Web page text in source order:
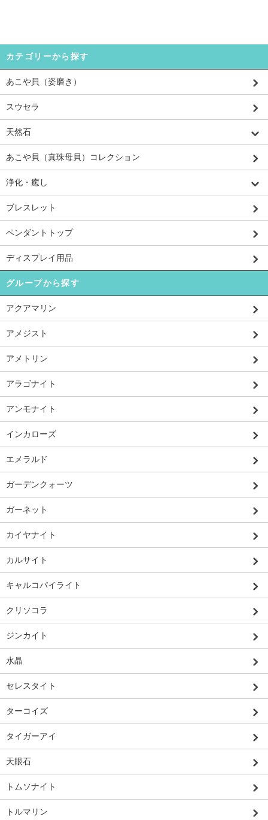
カテゴリーから探す
あこや貝（姿磨き）
スウセラ
天然石
あこや貝（真珠母貝）コレクション
浄化・癒し
ブレスレット
ペンダントトップ
ディスプレイ用品
グループから探す
アクアマリン
アメジスト
アメトリン
アラゴナイト
アンモナイト
インカローズ
エメラルド
ガーデンクォーツ
ガーネット
カイヤナイト
カルサイト
キャルコパイライト
クリソコラ
ジンカイト
水晶
セレスタイト
ターコイズ
タイガーアイ
天眼石
トムソナイト
トルマリン